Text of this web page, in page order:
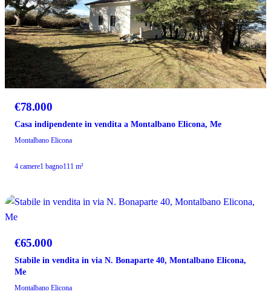
€78.000
Casa indipendente in vendita a Montalbano Elicona, Me
Montalbano Elicona
4 camere1 bagno111 m²
€65.000
Stabile in vendita in via N. Bonaparte 40, Montalbano Elicona,
Me
Montalbano Elicona